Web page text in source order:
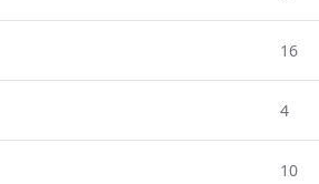
16
4
10